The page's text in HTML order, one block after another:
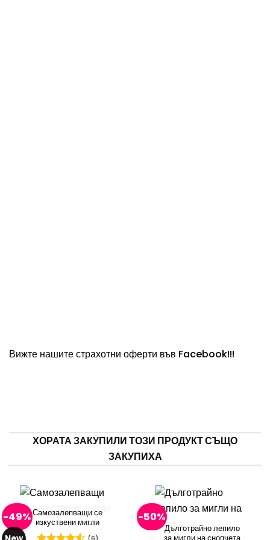
Вижте нашите страхотни оферти във Facebook!!!
ХОРАТА ЗАКУПИЛИ ТОЗИ ПРОДУКТ СЪЩО
ЗАКУПИХА
-49%Самозалепващи се
изкуствени мигли
-50%
Дълготрайно лепило